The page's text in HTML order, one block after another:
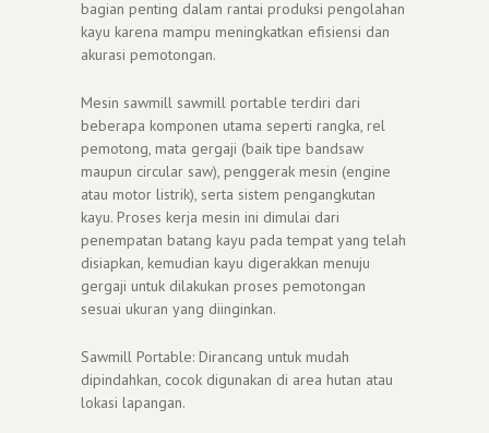
bagian penting dalam rantai produksi pengolahan
kayu karena mampu meningkatkan efisiensi dan
akurasi pemotongan.
Mesin sawmill sawmill portable terdiri dari
beberapa komponen utama seperti rangka, rel
pemotong, mata gergaji (baik tipe bandsaw
maupun circular saw), penggerak mesin (engine
atau motor listrik), serta sistem pengangkutan
kayu. Proses kerja mesin ini dimulai dari
penempatan batang kayu pada tempat yang telah
disiapkan, kemudian kayu digerakkan menuju
gergaji untuk dilakukan proses pemotongan
sesuai ukuran yang diinginkan.
Sawmill Portable: Dirancang untuk mudah
dipindahkan, cocok digunakan di area hutan atau
lokasi lapangan.